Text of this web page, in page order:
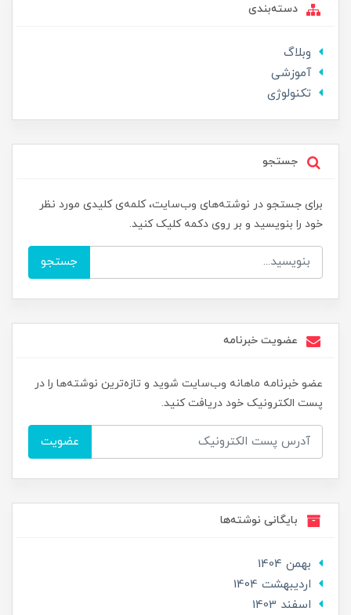
دسته‌بندی
وبلاگ
آموزشی
تکنولوژی
جستجو
برای جستجو در نوشته‌های وب‌سایت، کلمه‌ی کلیدی مورد نظر
خود را بنویسید و بر روی دکمه کلیک کنید.
جستجو
عضویت خبرنامه
عضو خبرنامه ماهانه وب‌سایت شوید و تازه‌ترین نوشته‌ها را در
پست الکترونیک خود دریافت کنید.
عضویت
بایگانی نوشته‌ها
بهمن 1404
ارديبهشت 1404
اسفند 1403